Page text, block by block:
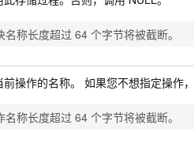
名称长度超过 64 个字节将被截断。
前操作的名称。 如果您不想指定操作
名称长度超过 64 个字节将被截断。